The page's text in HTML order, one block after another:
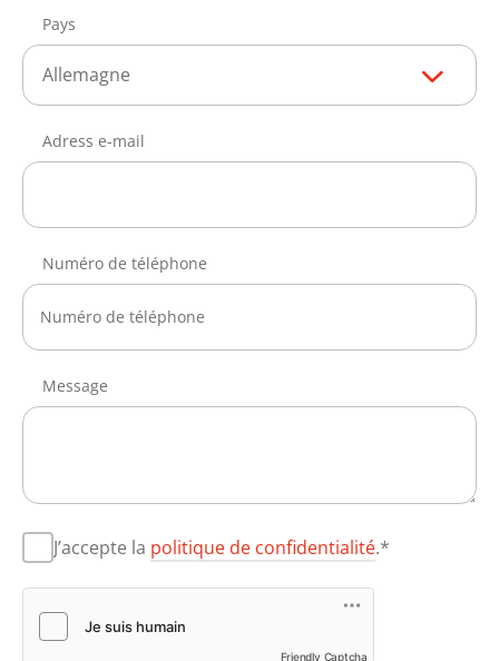
Pays
Allemagne
Adress e-mail
Numéro de téléphone
Message
J’accepte la politique de confidentialité.*
Friendly Captcha